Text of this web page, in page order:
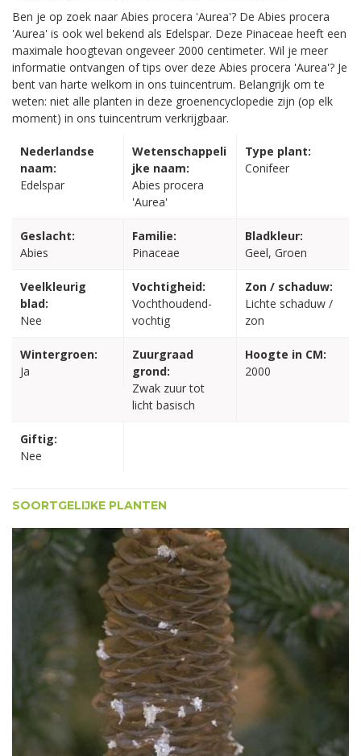
Ben je op zoek naar Abies procera 'Aurea'? De Abies procera
'Aurea' is ook wel bekend als Edelspar. Deze Pinaceae heeft een
maximale hoogtevan ongeveer 2000 centimeter. Wil je meer
informatie ontvangen of tips over deze Abies procera 'Aurea'? Je
bent van harte welkom in ons tuincentrum. Belangrijk om te
weten: niet alle planten in deze groenencyclopedie zijn (op elk
moment) in ons tuincentrum verkrijgbaar.
Nederlandse
naam:
Edelspar
Wetenschappeli
jke naam:
Abies procera
'Aurea'
Type plant:
Conifeer
Geslacht:
Abies
Familie:
Pinaceae
Bladkleur:
Geel, Groen
Veelkleurig
blad:
Nee
Vochtigheid:
Vochthoudend-
vochtig
Zon / schaduw:
Lichte schaduw /
zon
Wintergroen:
Ja
Zuurgraad
grond:
Zwak zuur tot
licht basisch
Hoogte in CM:
2000
Giftig:
Nee
SOORTGELIJKE PLANTEN